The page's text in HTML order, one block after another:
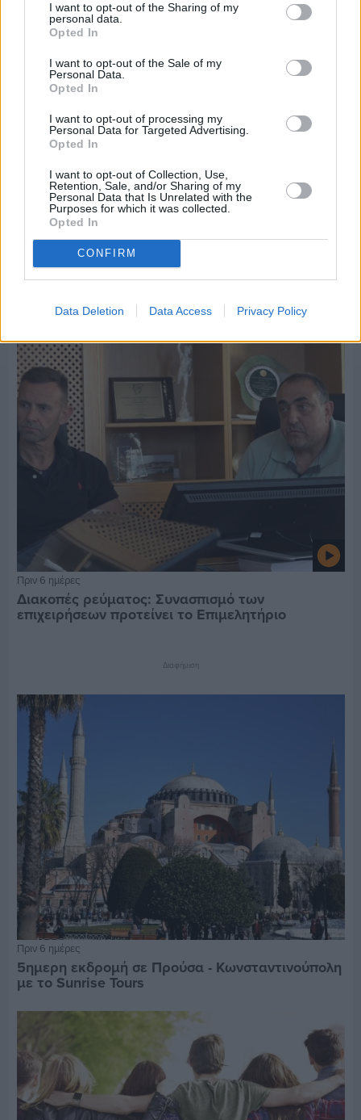
I want to opt-out of the Sharing of my
personal data.
Opted In
I want to opt-out of the Sale of my
Personal Data.
Opted In
I want to opt-out of processing my
Personal Data for Targeted Advertising.
Opted In
I want to opt-out of Collection, Use,
Retention, Sale, and/or Sharing of my
Personal Data that Is Unrelated with the
Purposes for which it was collected.
Opted In
CONFIRM
Data Deletion Data Access Privacy Policy
Πριν 6 ημέρες
Εργασίες ασφαλτόστρωσης σε τρεις οδούς του
Πριν 6 ημέρες
Διακοπές ρεύματος: Συνασπισμό των
επιχειρήσεων προτείνει το Επιμελητήριο
Διαφήμιση
Πριν 6 ημέρες
5ημερη εκδρομή σε Προύσα - Κωνσταντινούπολη
με το Sunrise Tours